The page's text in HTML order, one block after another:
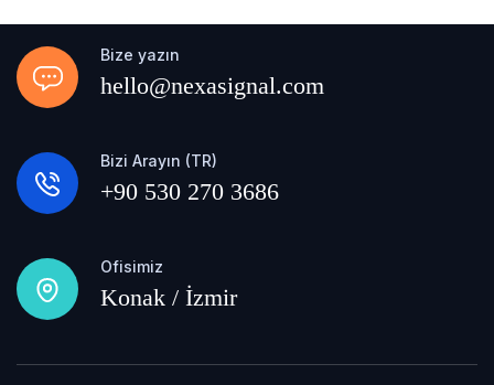
Bize yazın
hello@nexasignal.com
Bizi Arayın (TR)
+90 530 270 3686
Ofisimiz
Konak / İzmir